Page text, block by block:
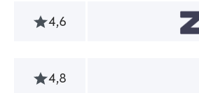
4,6
4,8